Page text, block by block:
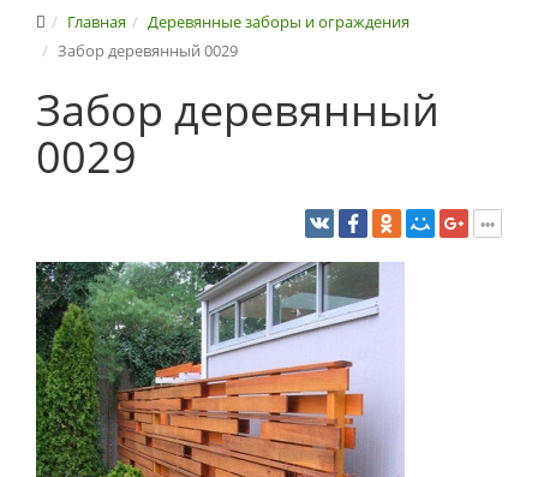
Главная
Деревянные заборы и ограждения
Забор деревянный 0029
Забор деревянный
0029